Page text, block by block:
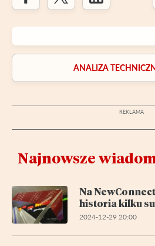
ANALIZA
Najnowsze
Na
historia kilku
2024-12-29 20:00